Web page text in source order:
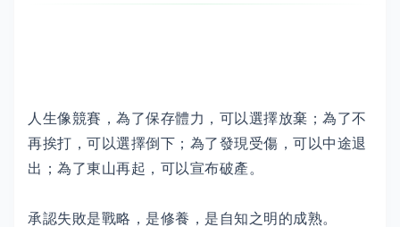
人生像競賽，為了保存體力，可以選擇放棄；為了不
再挨打，可以選擇倒下；為了發現受傷，可以中途退
出；為了東山再起，可以宣布破產。
承認失敗是戰略，是修養，是自知之明的成熟。